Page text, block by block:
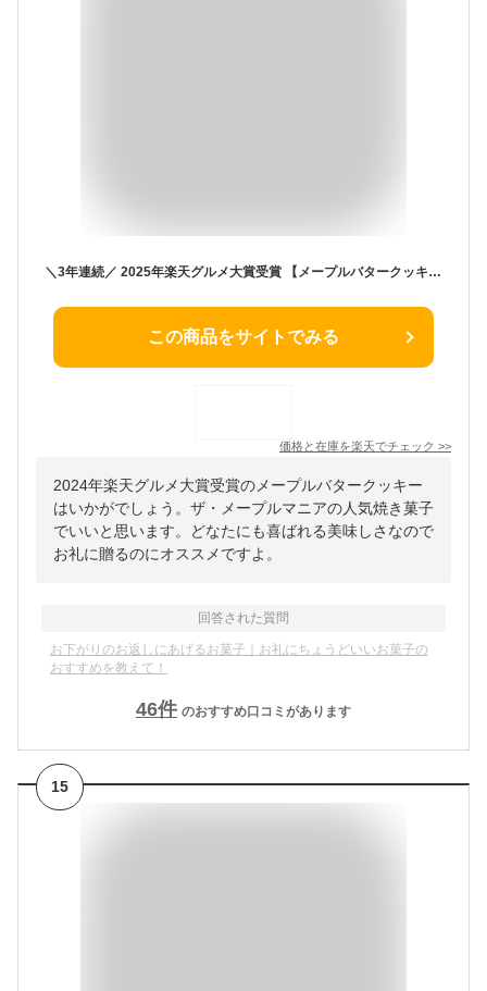
＼3年連続／ 2025年楽天グルメ大賞受賞 【メープルバタークッキー】選べる入数 ザ・メープルマニア お菓子 ギフト 詰め合わせ 個包装 クッキー ラングドシャ 焼き菓子 洋菓子 プレゼント 内祝 お返し お祝 退職 お中元 御中元 夏ギフト 暑中見舞い
この商品をサイトでみる
価格と在庫を楽天でチェック >>
2024年楽天グルメ大賞受賞のメープルバタークッキー
はいかがでしょう。ザ・メープルマニアの人気焼き菓子
でいいと思います。どなたにも喜ばれる美味しさなので
お礼に贈るのにオススメですよ。
回答された質問
お下がりのお返しにあげるお菓子｜お礼にちょうどいいお菓子の
おすすめを教えて！
46件 のおすすめ口コミがあります
15